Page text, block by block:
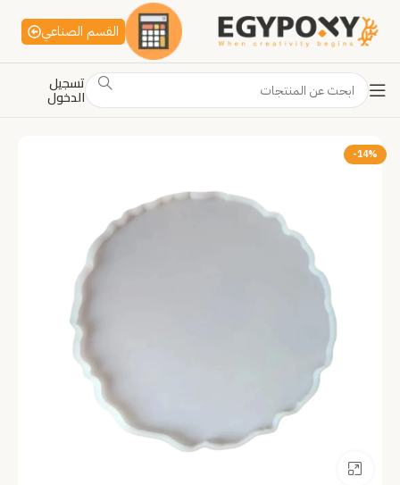
القسم الصناعي
تسجيل
الدخول
-14%